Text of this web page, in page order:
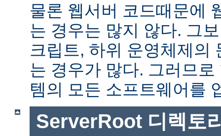
물론 웹서버 코드때문에
는 경우는 많지 않다. 그
크립트, 하위 운영체제의
는 경우가 많다. 그러므
템의 모든 소프트웨어를
ServerRoot 디렉토